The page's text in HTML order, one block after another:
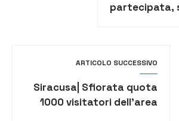
partecipata,
ARTICOLO SUCCESSIVO
Siracusa| Sfiorata quota
1000 visitatori dell’area